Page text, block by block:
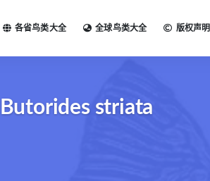
各省鸟类大全 全球鸟类大全 版权声明
striata